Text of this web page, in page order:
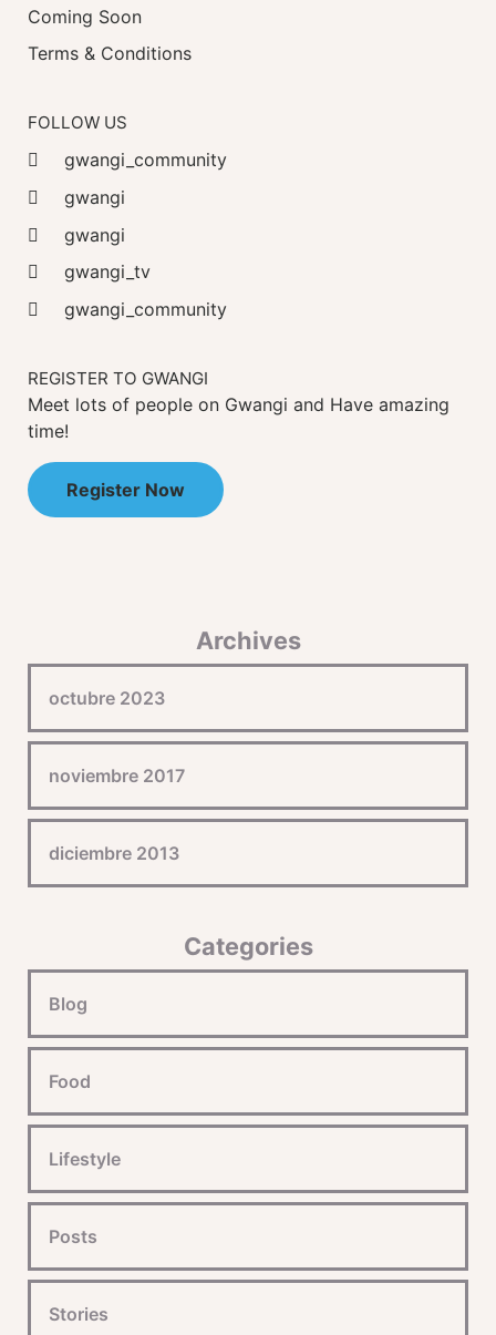
Coming Soon
Terms & Conditions
FOLLOW US
gwangi_community
gwangi
gwangi
gwangi_tv
gwangi_community
REGISTER TO GWANGI
Meet lots of people on Gwangi and Have amazing
time!
Register Now
Archives
octubre 2023
noviembre 2017
diciembre 2013
Categories
Blog
Food
Lifestyle
Posts
Stories